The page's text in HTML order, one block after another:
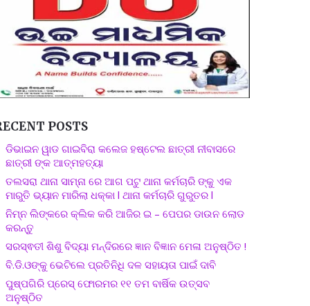
POSTS
ଡିଭାଇନ ୱାଡ ଗାଇବିରା କଲେଜ ହଷ୍ଟେଲ ଛାତ୍ରୀ ନୀବାସରେ
ଛାତ୍ରୀ ଙ୍କ ଆତ୍ମହତ୍ୟା
ତଲସରା ଥାନା ସାମ୍ନା ରେ ଆଗ ପଟୁ ଥାନା କର୍ମଚାରି ଙ୍କୁ ଏକ
ମାରୁତି ଭ୍ୟାନ ମାରିଲା ଧକ୍କା l ଥାନା କର୍ମଚାରି ଗୁରୁତର l
ନିମ୍ନ ଲିଙ୍କରେ କ୍ଲିକ କରି ଆଜିର ଇ – ପେପର ଡାଉନ ଲୋଡ
କରନ୍ତୁ
ସରସ୍ଵତୀ ଶିଶୁ ବିଦ୍ୟା ମନ୍ଦିରରେ ଜ୍ଞାନ ବିଜ୍ଞାନ ମେଳା ଅନୁଷ୍ଠିତ !
ବି.ଡି.ଓଙ୍କୁ ଭେଟିଲେ ପ୍ରତିନିଧି ଦଳ ସହାୟତା ପାଇଁ ଦାବି
ପୁଷ୍ପଗିରି ପ୍ରେସ୍ ଫୋରମର ୧୧ ତମ ବାର୍ଷିକ ଉତ୍ସବ
ଅନୁଷ୍ଠିତ